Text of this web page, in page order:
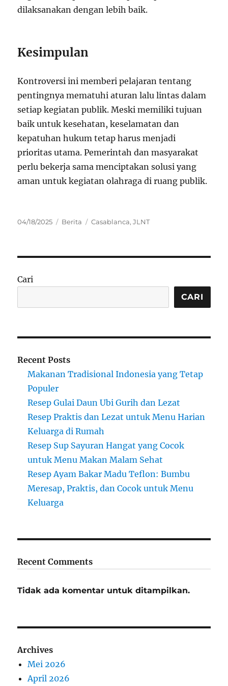
dilaksanakan dengan lebih baik.
Kesimpulan
Kontroversi ini memberi pelajaran tentang
pentingnya mematuhi aturan lalu lintas dalam
setiap kegiatan publik. Meski memiliki tujuan
baik untuk kesehatan, keselamatan dan
kepatuhan hukum tetap harus menjadi
prioritas utama. Pemerintah dan masyarakat
perlu bekerja sama menciptakan solusi yang
aman untuk kegiatan olahraga di ruang publik.
Posted
04/18/2025 Categories
Berita Tags
Casablanca,JLNT
Cari
CARI
Recent Posts
Makanan Tradisional Indonesia yang Tetap
Populer
Resep Gulai Daun Ubi Gurih dan Lezat
Resep Praktis dan Lezat untuk Menu Harian
Keluarga di Rumah
Resep Sup Sayuran Hangat yang Cocok
untuk Menu Makan Malam Sehat
Resep Ayam Bakar Madu Teflon: Bumbu
Meresap, Praktis, dan Cocok untuk Menu
Keluarga
Recent Comments
Tidak ada komentar untuk ditampilkan.
Archives
Mei 2026
April 2026